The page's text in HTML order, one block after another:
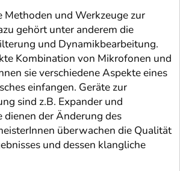
Methoden und Werkzeuge zur
gehört unter anderem die
und Dynamikbearbeitung.
Kombination von Mikrofonen und
sie verschiedene Aspekte eines
einfangen. Geräte zur
sind z.B. Expander und
dienen der Änderung des
überwachen die Qualität
und dessen klangliche